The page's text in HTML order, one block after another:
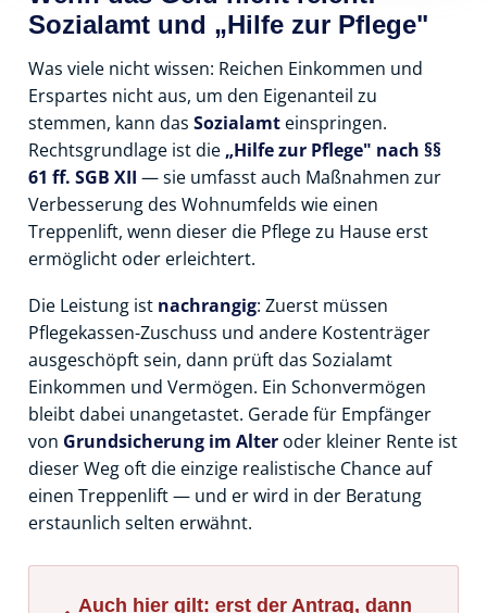
Sozialamt und „Hilfe zur Pflege"
Was viele nicht wissen: Reichen Einkommen und
Erspartes nicht aus, um den Eigenanteil zu
stemmen, kann das Sozialamt einspringen.
Rechtsgrundlage ist die „Hilfe zur Pflege" nach §§
61 ff. SGB XII — sie umfasst auch Maßnahmen zur
Verbesserung des Wohnumfelds wie einen
Treppenlift, wenn dieser die Pflege zu Hause erst
ermöglicht oder erleichtert.
Die Leistung ist nachrangig: Zuerst müssen
Pflegekassen-Zuschuss und andere Kostenträger
ausgeschöpft sein, dann prüft das Sozialamt
Einkommen und Vermögen. Ein Schonvermögen
bleibt dabei unangetastet. Gerade für Empfänger
von Grundsicherung im Alter oder kleiner Rente ist
dieser Weg oft die einzige realistische Chance auf
einen Treppenlift — und er wird in der Beratung
erstaunlich selten erwähnt.
Auch hier gilt: erst der Antrag, dann